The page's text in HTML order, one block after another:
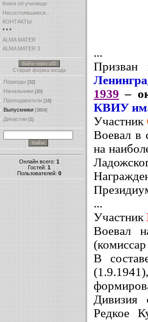
Книги об училище
Несостоявшиеся...
КОНТАКТЫ
* * *
ALMA MATER
ALMA MATER 3
Войти через uID
Старая форма входа
Периоды [32]
Начальники [20]
Преподаватели [16]
Выпускники [3804]
Династии [1]
Онлайн всего: 1
Гостей: 1
Пользователей: 0
...
1939 –
КВИУ
Участник
Воевал в
на
...
Участник
Воевал
В
Дивизия
Редкое